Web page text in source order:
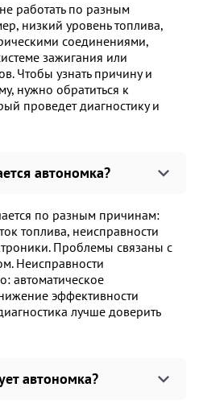
работать по разным
низкий уровень топлива,
соединениями,
зажигания или
Чтобы узнать причину и
нужно обратиться к
проведет диагностику и
автономка?
по разным причинам:
топлива, неисправности
Проблемы связаны с
Неисправности
автоматическое
эффективности
лучше доверить
автономка?